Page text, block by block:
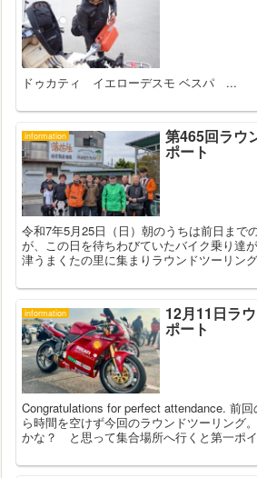
ドゥカティ イエローデスモ ベスパ ...
information 第465回ラウ
ポート
令和7年5月25日（日）朝のうちは前日まで
が、この日を待ちわびていたバイク乗り達
津うまくたの里に集まりラウンドツーリン
information 12月11日ラ
ポート
Congratulations for perfect attendance. 前
ら時間を空けず今回のラウンドツーリング
かな？ と思って集合場所へ行くと第一ポ